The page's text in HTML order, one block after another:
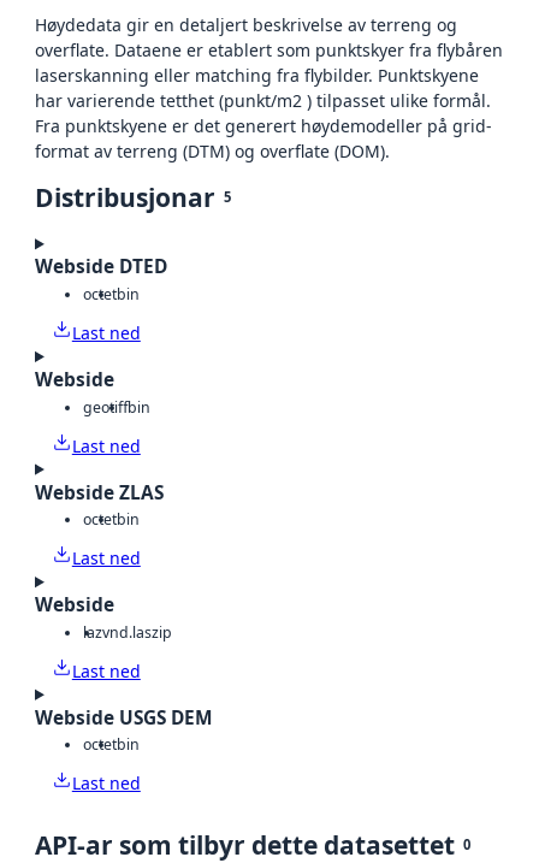
Høydedata gir en detaljert beskrivelse av terreng og
overflate. Dataene er etablert som punktskyer fra flybåren
laserskanning eller matching fra flybilder. Punktskyene
har varierende tetthet (punkt/m2 ) tilpasset ulike formål.
Fra punktskyene er det generert høydemodeller på grid-
format av terreng (DTM) og overflate (DOM).
Distribusjonar 5
Webside DTED
octetbin
Last ned
Webside
geotiffbin
Last ned
Webside ZLAS
octetbin
Last ned
Webside
lazvnd.laszip
Last ned
Webside USGS DEM
octetbin
Last ned
API-ar som tilbyr dette datasettet 0